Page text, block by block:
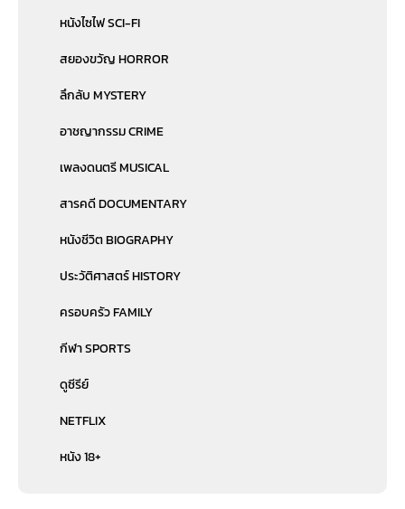
หนังไซไฟ SCI-FI
สยองขวัญ HORROR
ลึกลับ MYSTERY
อาชญากรรม CRIME
เพลงดนตรี MUSICAL
สารคดี DOCUMENTARY
หนังชีวิต BIOGRAPHY
ประวัติศาสตร์ HISTORY
ครอบครัว FAMILY
กีฬา SPORTS
ดูซีรีย์
NETFLIX
หนัง 18+